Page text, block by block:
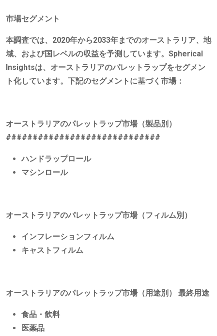
市場セグメント
本調査では、2020年から2033年までのオーストラリア、地
域、および国レベルの収益を予測しています。Spherical
Insightsは、オーストラリアのパレットラップをセグメン
ト化しています。下記のセグメントに基づく市場：
オーストラリアのパレットラップ市場（製品別）
#############################
ハンドラップロール
マシンロール
オーストラリアのパレットラップ市場（フィルム別）
インフレーションフィルム
キャストフィルム
オーストラリアのパレットラップ市場（用途別） 最終用途
食品・飲料
医薬品